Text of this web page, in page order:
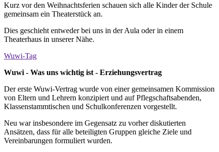
Kurz vor den Weihnachtsferien schauen sich alle Kinder der Schule
gemeinsam ein Theaterstück an.
Dies geschieht entweder bei uns in der Aula oder in einem
Theaterhaus in unserer Nähe.
Wuwi-Tag
Wuwi - Was uns wichtig ist - Erziehungsvertrag
Der erste Wuwi-Vertrag wurde von einer gemeinsamen Kommission
von Eltern und Lehrern konzipiert und auf Pflegschaftsabenden,
Klassenstammtischen und Schulkonferenzen vorgestellt.
Neu war insbesondere im Gegensatz zu vorher diskutierten
Ansätzen, dass für alle beteiligten Gruppen gleiche Ziele und
Vereinbarungen formuliert wurden.